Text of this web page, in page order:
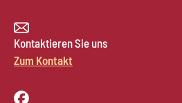
Kontaktieren Sie uns
Zum Kontakt